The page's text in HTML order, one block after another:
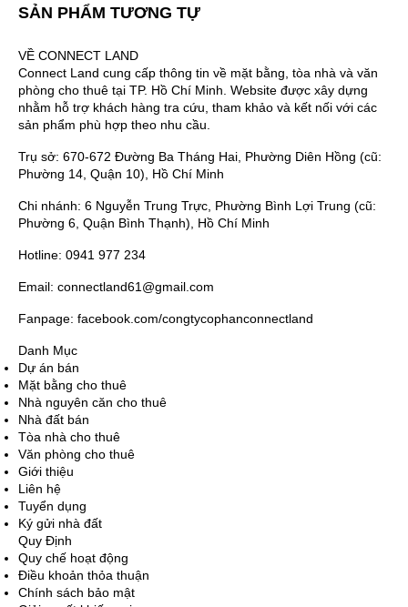
SẢN PHẨM TƯƠNG TỰ
VỀ CONNECT LAND
Connect Land cung cấp thông tin về mặt bằng, tòa nhà và văn
phòng cho thuê tại TP. Hồ Chí Minh. Website được xây dựng
nhằm hỗ trợ khách hàng tra cứu, tham khảo và kết nối với các
sản phẩm phù hợp theo nhu cầu.
Trụ sở: 670-672 Đường Ba Tháng Hai, Phường Diên Hồng (cũ:
Phường 14, Quận 10), Hồ Chí Minh
Chi nhánh: 6 Nguyễn Trung Trực, Phường Bình Lợi Trung (cũ:
Phường 6, Quận Bình Thạnh), Hồ Chí Minh
Hotline: 0941 977 234
Email: connectland61@gmail.com
Fanpage: facebook.com/congtycophanconnectland
Danh Mục
Dự án bán
Mặt bằng cho thuê
Nhà nguyên căn cho thuê
Nhà đất bán
Tòa nhà cho thuê
Văn phòng cho thuê
Giới thiệu
Liên hệ
Tuyển dụng
Ký gửi nhà đất
Quy Định
Quy chế hoạt động
Điều khoản thỏa thuận
Chính sách bảo mật